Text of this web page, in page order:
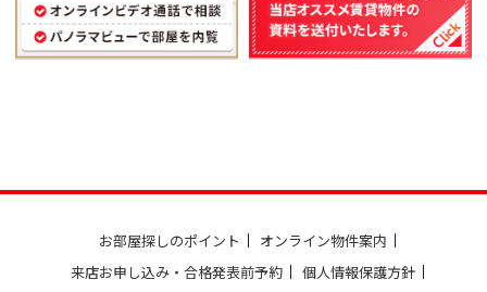
お部屋探しのポイント
オンライン物件案内
来店お申し込み・合格発表前予約
個人情報保護方針